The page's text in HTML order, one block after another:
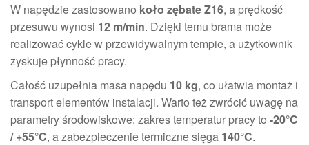
W napędzie zastosowano koło zębate Z16, a prędkość
przesuwu wynosi 12 m/min. Dzięki temu brama może
realizować cykle w przewidywalnym tempie, a użytkownik
zyskuje płynność pracy.
Całość uzupełnia masa napędu 10 kg, co ułatwia montaż i
transport elementów instalacji. Warto też zwrócić uwagę na
parametry środowiskowe: zakres temperatur pracy to -20°C
/ +55°C, a zabezpieczenie termiczne sięga 140°C.